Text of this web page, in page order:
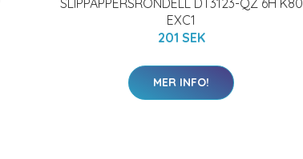
SLIPPAPPERSRONDELL DT3123-QZ 6H K80
EXC1
201 SEK
MER INFO!